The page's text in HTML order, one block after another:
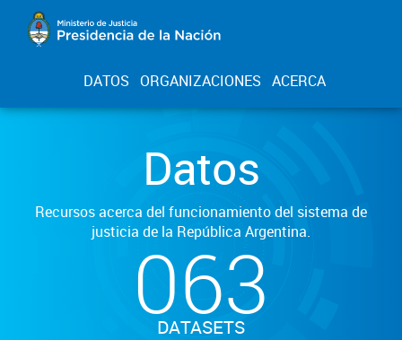
DATOS ORGANIZACIONES ACERCA
Datos
Recursos acerca del funcionamiento del sistema de
justicia de la República Argentina.
063
DATASETS